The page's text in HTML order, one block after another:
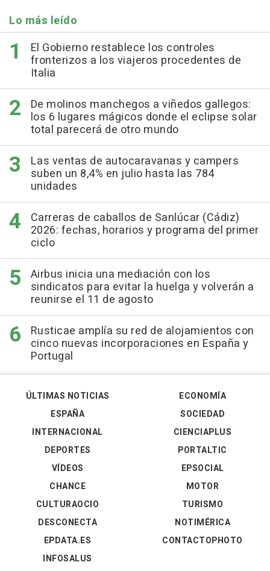
Lo más leído
El Gobierno restablece los controles
fronterizos a los viajeros procedentes de
Italia
De molinos manchegos a viñedos gallegos:
los 6 lugares mágicos donde el eclipse solar
total parecerá de otro mundo
Las ventas de autocaravanas y campers
suben un 8,4% en julio hasta las 784
unidades
Carreras de caballos de Sanlúcar (Cádiz)
2026: fechas, horarios y programa del primer
ciclo
Airbus inicia una mediación con los
sindicatos para evitar la huelga y volverán a
reunirse el 11 de agosto
Rusticae amplía su red de alojamientos con
cinco nuevas incorporaciones en España y
Portugal
ÚLTIMAS NOTICIAS
ESPAÑA
INTERNACIONAL
DEPORTES
VÍDEOS
ECONOMÍA
SOCIEDAD
CIENCIAPLUS
PORTALTIC
EPSOCIAL
CHANCE
CULTURAOCIO
DESCONECTA
EPDATA.ES
INFOSALUS
MOTOR
TURISMO
NOTIMÉRICA
CONTACTOPHOTO